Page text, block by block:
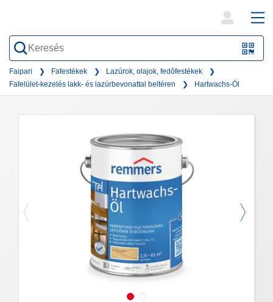
QR-
form
Faipari Fafestékek
Lazúrok, olajok, fedőfestékek
Fafelület-kezelés lakk- és lazúrbevonattal beltéren
Hartwachs-Öl